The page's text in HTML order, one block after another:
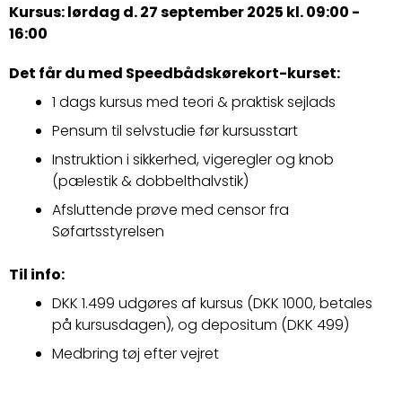
Kursus: lørdag d. 27 september 2025 kl. 09:00 -
16:00
Det får du med Speedbådskørekort-kurset:
1 dags kursus med teori & praktisk sejlads
Pensum til selvstudie før kursusstart
Instruktion i sikkerhed, vigeregler og knob
(pælestik & dobbelthalvstik)
Afsluttende prøve med censor fra
Søfartsstyrelsen
Til info:
DKK 1.499 udgøres af kursus (DKK 1000,betales
på kursusdagen), og depositum (DKK 499)
Medbring tøj efter vejret